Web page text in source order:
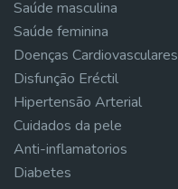
Saúde masculina
Saúde feminina
Doenças Cardiovasculares
Disfunção Eréctil
Hipertensão Arterial
Cuidados da pele
Anti-inflamatorios
Diabetes